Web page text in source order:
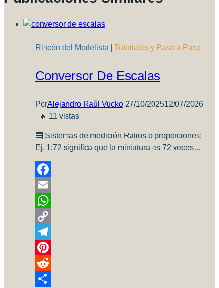
Rincón del Modelista Tutoriales y Paso a Paso
Conversor De Escalas
PorAlejandro Raúl Vucko 27/10/202512/07/2026
🔥 11 vistas
🧮 Sistemas de medición Ratios o proporciones:
Ej. 1:72 significa que la miniatura es 72 veces…
Facebook
Email
WhatsApp
Copy
Link
Telegram
Pinterest
Reddit